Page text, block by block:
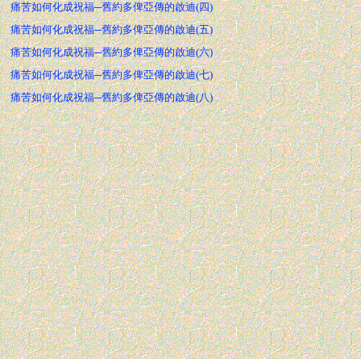
痛苦如何化成祝福─舊約多俾亞傳的啟迪(四)
痛苦如何化成祝福─舊約多俾亞傳的啟迪(五)
痛苦如何化成祝福─舊約多俾亞傳的啟迪(六)
痛苦如何化成祝福─舊約多俾亞傳的啟迪(七)
痛苦如何化成祝福─舊約多俾亞傳的啟迪(八)